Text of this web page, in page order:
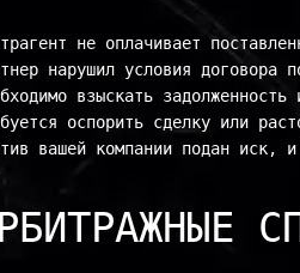
не оплачивает
нарушил условия договора
взыскать задолженность
оспорить сделку или
вашей компании подан иск,